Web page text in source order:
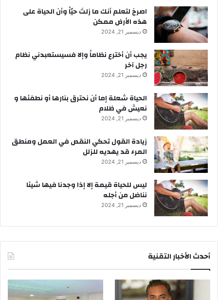
‫اصرخ لتعلم أنك ما زلتَ حيّاً وأن الحياة على
هذه الأرض ممكن
ديسمبر 21, 2024
يجب أن أخترع نظاماً وإلا فسيستعبدني نظام
رجل آخر
ديسمبر 21, 2024
الحياة شعلة إما أن نحترق بنارها أو نطفئها و
نعيش في ظلام
ديسمبر 21, 2024
زيادة القول تحكي النقص في العمل ومنطق
المرء قد يهديه للزلل
ديسمبر 21, 2024
ليس للحياة قيمة إلا إذا وجدنا فيها شيئا
نناضل من أجله
ديسمبر 21, 2024
أحدث الأخبار التقنية